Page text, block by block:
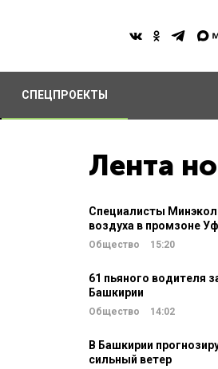
СПЕЦПРОЕКТЫ
Лента
Специалисты
воздуха в промзоне
Общество 15:20
61 пьяного водителя
Башкирии
Общество 14:02
В Башкирии
сильный ветер